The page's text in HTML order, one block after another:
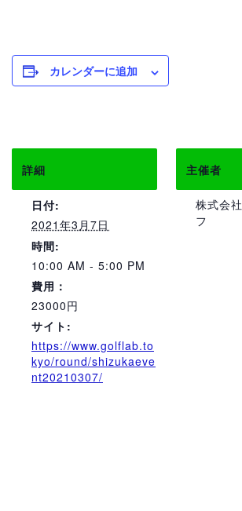
カレンダーに追加
詳細
日付:
2021年3月7日
時間:
10:00 AM - 5:00 PM
費用：
23000円
サイト:
https://www.golflab.to
kyo/round/shizukaeve
nt20210307/
主催者
株式会
フ